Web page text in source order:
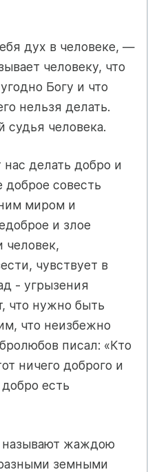
дух в человеке, —
человеку, что
Богу и что
нельзя делать.
судья человека.
нас делать добро и
доброе совесть
миром и
и злое
человек,
чувствует в
- угрызения
что нужно быть
что неизбежно
писал: «Кто
ничего доброго и
есть
называют жаждою
земными